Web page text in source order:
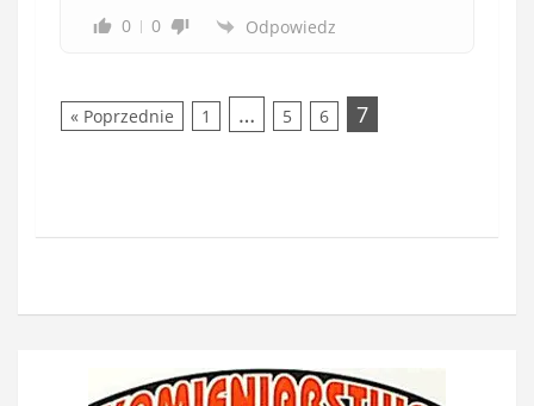
0 0 Odpowiedz
« Poprzednie 1 … 5 6 7